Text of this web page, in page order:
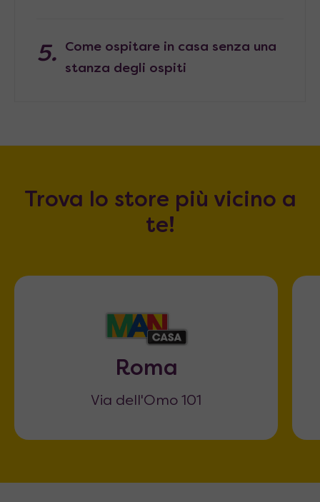
Come ospitare in casa senza una
stanza degli ospiti
Trova lo store più vicino a
te!
Roma
Via dell'Omo 101